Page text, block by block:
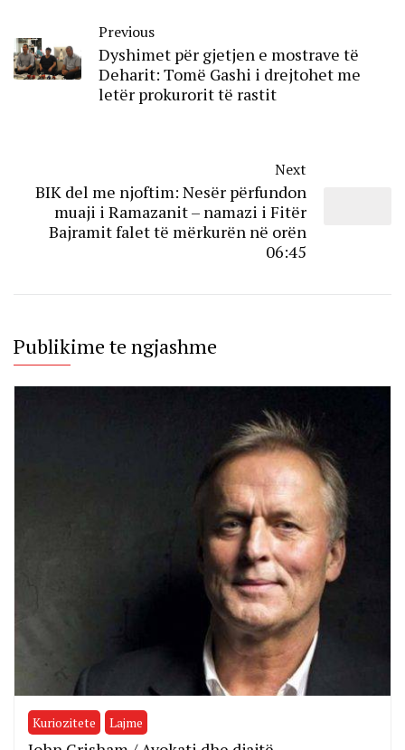
Previous
Dyshimet për gjetjen e mostrave të
Deharit: Tomë Gashi i drejtohet me
letër prokurorit të rastit
Next
BIK del me njoftim: Nesër përfundon
muaji i Ramazanit – namazi i Fitër
Bajramit falet të mërkurën në orën
06:45
Publikime te ngjashme
Kuriozitete Lajme